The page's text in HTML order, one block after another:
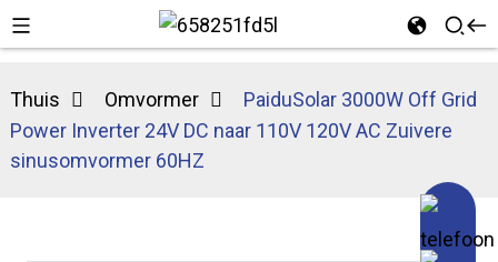
Thuis Omvormer
PaiduSolar 3000W Off Grid
Power Inverter 24V DC naar 110V 120V AC Zuivere
sinusomvormer 60HZ